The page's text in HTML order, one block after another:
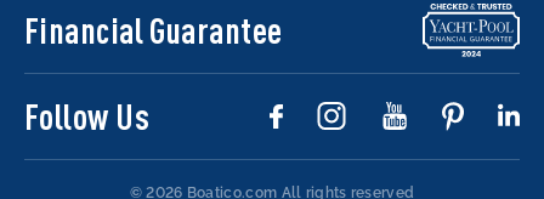
Financial Guarantee
Follow Us
© 2026 Boatico.com All rights reserved